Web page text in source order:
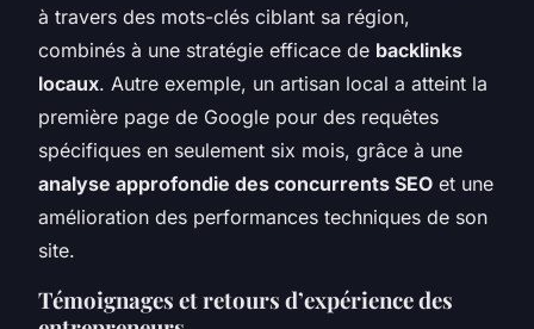
à travers des mots-clés ciblant sa région,
combinés à une stratégie efficace de backlinks
locaux. Autre exemple, un artisan local a atteint la
première page de Google pour des requêtes
spécifiques en seulement six mois, grâce à une
analyse approfondie des concurrents SEO et une
amélioration des performances techniques de son
site.
Témoignages et retours d’expérience des